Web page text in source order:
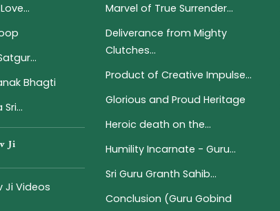
Bhagti
Ji
Ji Videos
Marvel of True Surrender...
Deliverance from Mighty
Clutches...
Product of Creative Impulse...
Glorious and Proud Heritage
Heroic death on the...
Humility Incarnate - Guru...
Sri Guru Granth Sahib...
Conclusion (Guru Gobind